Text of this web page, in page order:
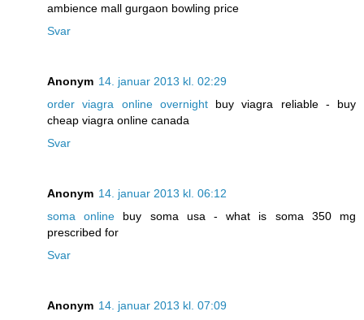
ambience mall gurgaon bowling price
Svar
Anonym 14. januar 2013 kl. 02:29
order viagra online overnightbuy viagra reliable - buy
cheap viagra online canada
Svar
Anonym 14. januar 2013 kl. 06:12
soma online buy soma usa - what is soma 350 mg
prescribed for
Svar
Anonym 14. januar 2013 kl. 07:09